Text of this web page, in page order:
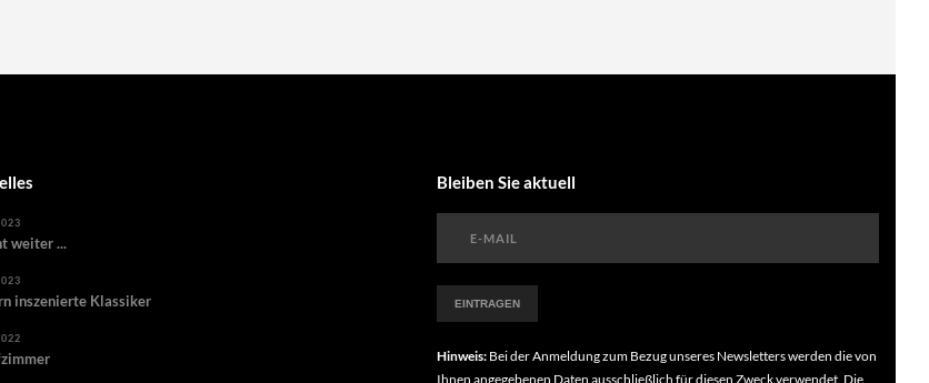
weiter ...
inszenierte Klassiker
Bleiben Sie aktuell
Hinweis:Bei der Anmeldung zum Bezug unseres Newsletters werden die von
Ihnen angegebenen Daten ausschließlich für diesen Zweck verwendet. Die